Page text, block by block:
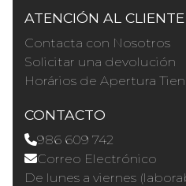
ATENCIÓN AL CLIENTE
Contacta con Nosotros
Solicitar una devolución
Horários de Apertura
CONTACTO
986 609 742
Correo Electrónico
De lunes a viernes